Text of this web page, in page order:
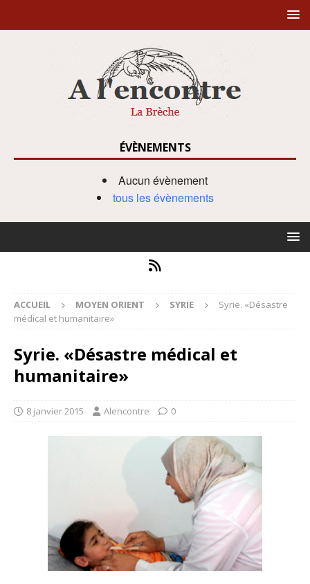
ÉVÈNEMENTS
Aucun évènement
tous les évènements
ACCUEIL MOYEN ORIENT SYRIE
Syrie. «Désastre
médical et humanitaire»
Syrie. «Désastre médical et
humanitaire»
8 janvier 2015 Alencontre 0